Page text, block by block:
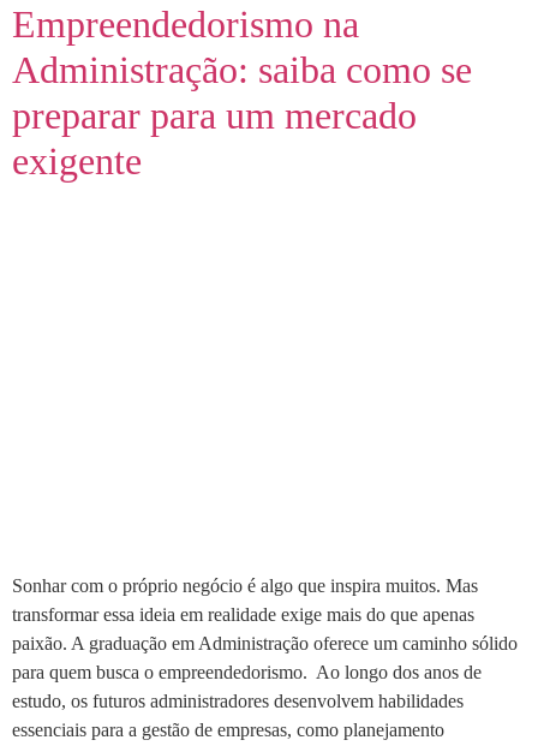
Empreendedorismo na
Administração: saiba como se
preparar para um mercado
exigente
Sonhar com o próprio negócio é algo que inspira muitos. Mas
transformar essa ideia em realidade exige mais do que apenas
paixão. A graduação em Administração oferece um caminho sólido
para quem busca o empreendedorismo. Ao longo dos anos de
estudo, os futuros administradores desenvolvem habilidades
essenciais para a gestão de empresas, como planejamento